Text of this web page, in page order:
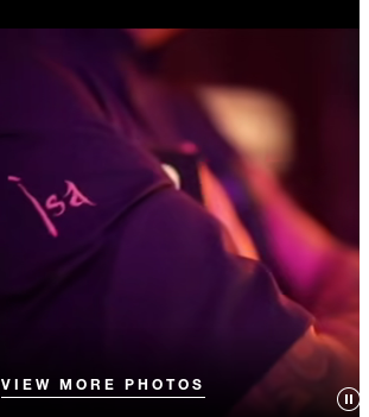
CLOSED
VIEW MORE PHOTOS